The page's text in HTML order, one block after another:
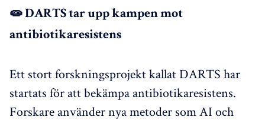
🧫 DARTS tar upp kampen mot
antibiotikaresistens
Ett stort forskningsprojekt kallat DARTS har
startats för att bekämpa antibiotikaresistens.
Forskare använder nya metoder som AI och